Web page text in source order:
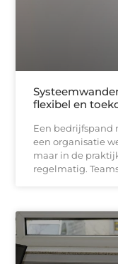
flexibel en
Een bedrijfspand
een organisatie
maar in de
regelmatig.